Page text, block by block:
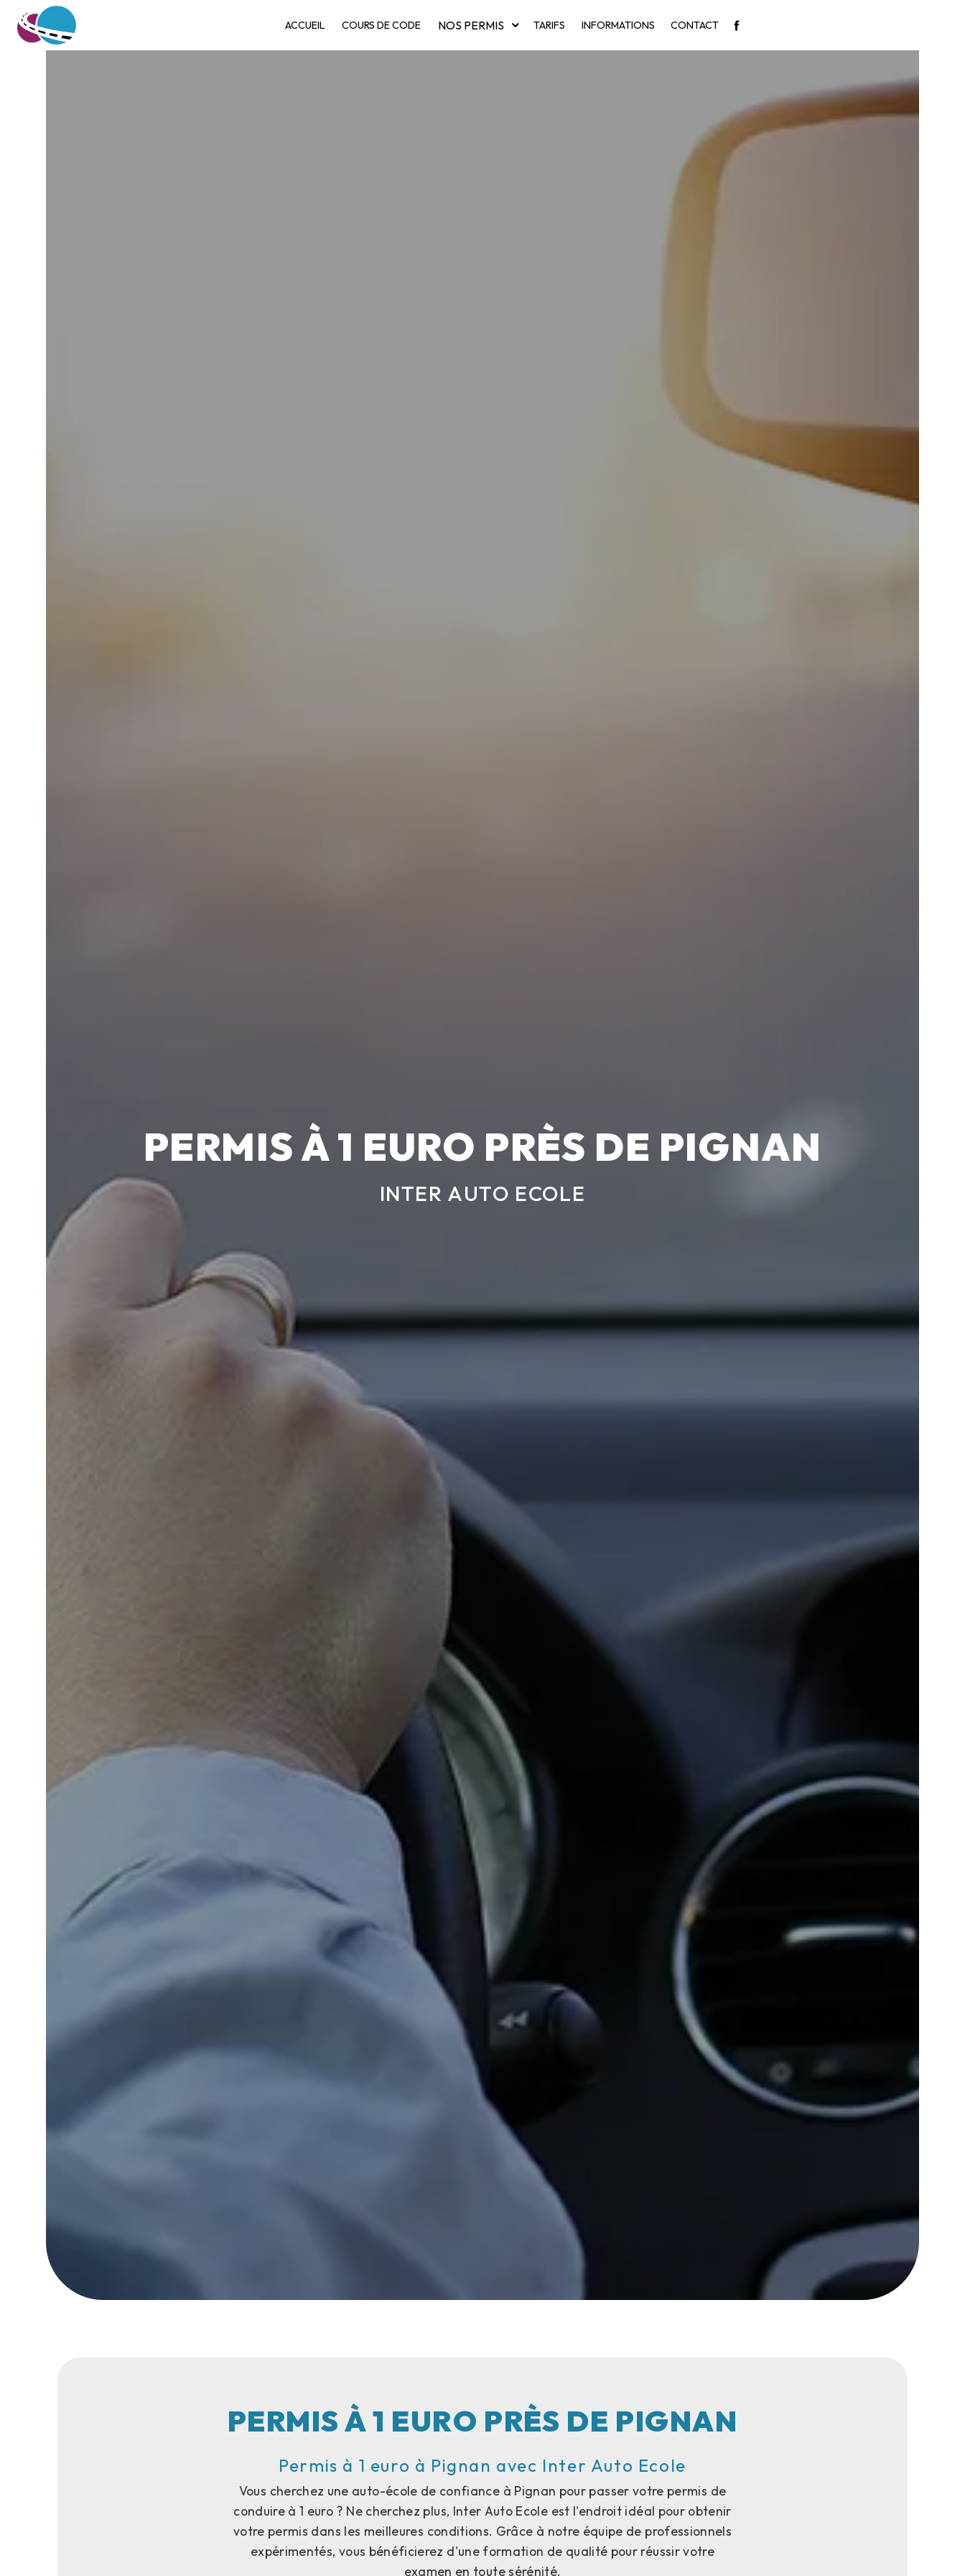
ACCUEIL COURS DE CODE NOS PERMIS TARIFS INFORMATIONS CONTACT
PERMIS À 1 EURO PRÈS DE PIGNAN
INTER AUTO ECOLE
PERMIS À 1 EURO PRÈS DE PIGNAN
Permis à 1 euro à Pignan avec Inter Auto Ecole
Vous cherchez une auto-école de confiance à Pignan pour passer votre permis de
conduire à 1 euro ? Ne cherchez plus, Inter Auto Ecole est l'endroit idéal pour obtenir
votre permis dans les meilleures conditions. Grâce à notre équipe de professionnels
expérimentés, vous bénéficierez d'une formation de qualité pour réussir votre
examen en toute sérénité.
Panneau de gestion des cookies